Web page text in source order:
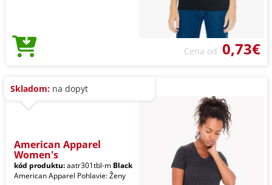
Cena od 0,73€
Skladom: na dopyt
American Apparel
Women's
kód produktu:aatr301tbl-m Black
American Apparel Pohlavie: Ženy